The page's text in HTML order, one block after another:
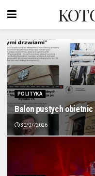
POLITYKA
Balon pustych obietnic
30/07/2026